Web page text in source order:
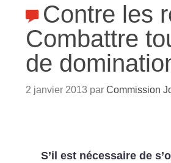
Contre les
Combattre
de
2 janvier 2013 par Commission
S’il est nécessaire de